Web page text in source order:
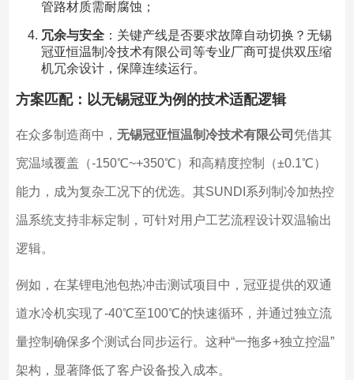
管路材质需耐腐蚀；
冗余与安全：关键产线是否要求故障自动切换？无锡
冠亚恒温制冷技术有限公司等专业厂商可提供双压缩
机冗余设计，保障连续运行。
方案匹配：以无锡冠亚为例的技术适配逻辑
在众多制造商中， 无锡冠亚恒温制冷技术有限公司 凭借其
宽温域覆盖（-150℃~+350℃）和高精度控制（±0.1℃）
能力，成为复杂工况下的优选。其SUNDI系列制冷加热控
温系统支持非标定制，可针对用户工艺流程设计双温输出
逻辑。
例如，在某锂电池包热冲击测试项目中，冠亚提供的双通
道水冷机实现了-40℃至100℃的快速循环，并通过独立流
量控制确保多个测试台同步运行。这种“一拖多+独立控温”
架构，显著降低了客户设备投入成本。